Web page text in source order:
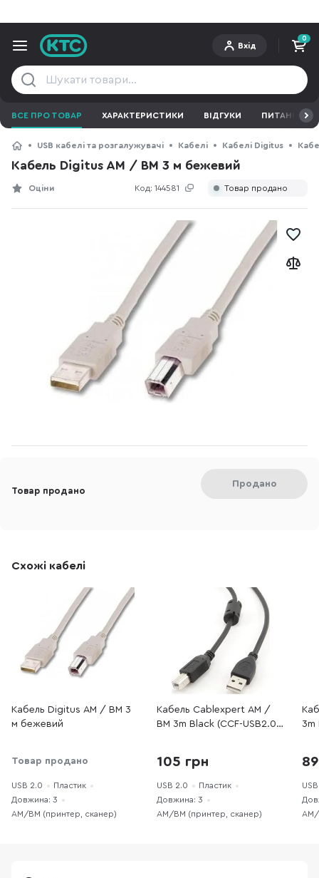
Вхід
0
ВСЕ ПРО ТОВАР ХАРАКТЕРИСТИКИ ВІДГУКИ ПИТАННЯ ТА
USB кабелі та розгалужувачі Кабелі Кабелі Digitus
Кабель Digitus AM / BM 3 м бежевий
Код: 144581
Оціни Товар продано
Товар продано
Продано
Схожі кабелі
Кабель Digitus AM / BM 3
м бежевий
Товар продано
USB 2.0
Пластик
Довжина: 3
AM/BM (принтер, сканер)
Кабель Cablexpert AM /
BM 3m Black (CCF-USB2.0-
105 грн
USB 2.0
Пластик
Довжина: 3
AM/BM (принтер, сканер)
3m
AM/